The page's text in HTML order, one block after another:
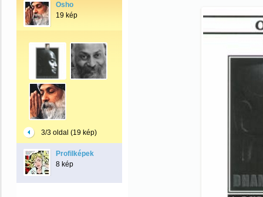
Osho
19 kép
3/3 oldal (19 kép)
Profilképek
8 kép